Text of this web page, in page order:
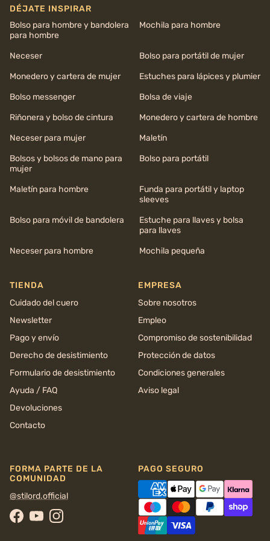
DÉJATE INSPIRAR
Bolso para hombre y bandolera
para hombre
Mochila para hombre
Neceser
Bolso para portátil de mujer
Monedero y cartera de mujer
Estuches para lápices y plumier
Bolso messenger
Bolsa de viaje
Riñonera y bolso de cintura
Monedero y cartera de hombre
Neceser para mujer
Maletín
Bolsos y bolsos de mano para
mujer
Bolso para portátil
Maletín para hombre
Funda para portátil y laptop
sleeves
Bolso para móvil de bandolera
Estuche para llaves y bolsa
para llaves
Neceser para hombre
Mochila pequeña
TIENDA
Cuidado del cuero
Newsletter
Pago y envío
Derecho de desistimiento
Formulario de desistimiento
Ayuda / FAQ
Devoluciones
Contacto
EMPRESA
Sobre nosotros
Empleo
Compromiso de sostenibilidad
Protección de datos
Condiciones generales
Aviso legal
FORMA PARTE DE LA
COMUNIDAD
@stilord.official
Facebook
YouTubeInstagram
PAGO SEGURO